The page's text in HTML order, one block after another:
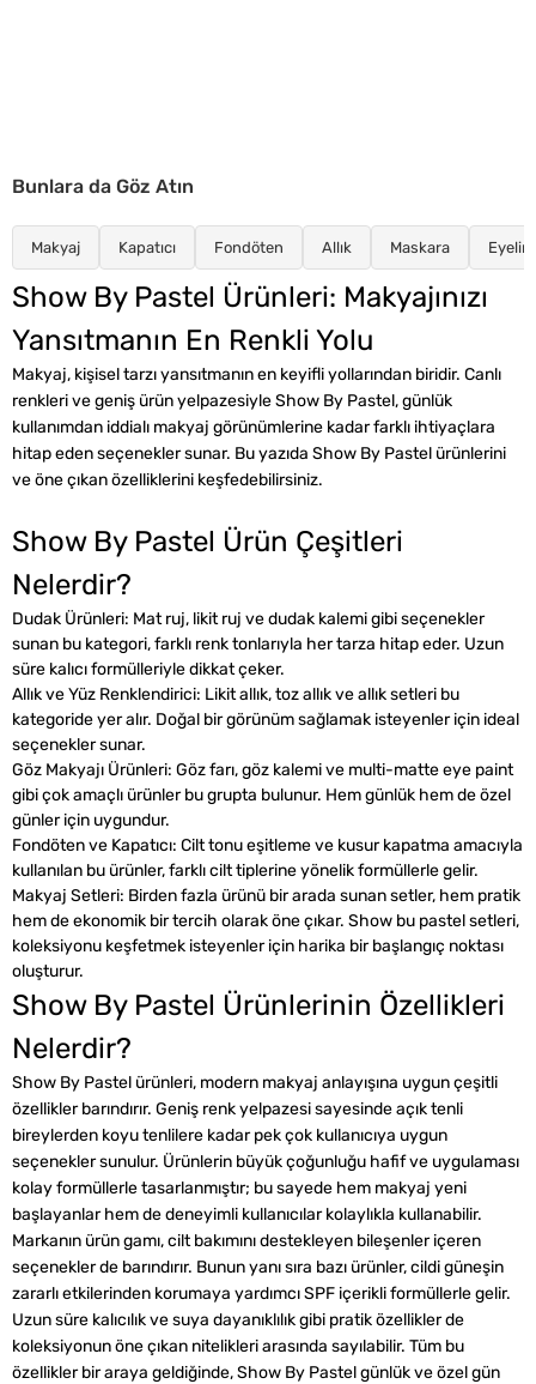
Bunlara da Göz Atın
Makyaj Kapatıcı Fondöten Allık Maskara
Show By Pastel Ürünleri: Makyajınızı
Yansıtmanın En Renkli Yolu
Makyaj, kişisel tarzı yansıtmanın en keyifli yollarından biridir. Canlı
renkleri ve geniş ürün yelpazesiyle Show By Pastel, günlük
kullanımdan iddialı makyaj görünümlerine kadar farklı ihtiyaçlara
hitap eden seçenekler sunar. Bu yazıda Show By Pastel ürünlerini
ve öne çıkan özelliklerini keşfedebilirsiniz.
Show By Pastel Ürün Çeşitleri
Nelerdir?
Dudak Ürünleri: Mat ruj, likit ruj ve dudak kalemi gibi seçenekler
sunan bu kategori, farklı renk tonlarıyla her tarza hitap eder. Uzun
süre kalıcı formülleriyle dikkat çeker.
Allık ve Yüz Renklendirici: Likit allık, toz allık ve allık setleri bu
kategoride yer alır. Doğal bir görünüm sağlamak isteyenler için ideal
seçenekler sunar.
Göz Makyajı Ürünleri: Göz farı, göz kalemi ve multi-matte eye paint
gibi çok amaçlı ürünler bu grupta bulunur. Hem günlük hem de özel
günler için uygundur.
Fondöten ve Kapatıcı: Cilt tonu eşitleme ve kusur kapatma amacıyla
kullanılan bu ürünler, farklı cilt tiplerine yönelik formüllerle gelir.
Makyaj Setleri: Birden fazla ürünü bir arada sunan setler, hem pratik
hem de ekonomik bir tercih olarak öne çıkar. Show bu pastel setleri,
koleksiyonu keşfetmek isteyenler için harika bir başlangıç noktası
oluşturur.
Show By Pastel Ürünlerinin Özellikleri
Nelerdir?
Show By Pastel ürünleri, modern makyaj anlayışına uygun çeşitli
özellikler barındırır. Geniş renk yelpazesi sayesinde açık tenli
bireylerden koyu tenlilere kadar pek çok kullanıcıya uygun
seçenekler sunulur. Ürünlerin büyük çoğunluğu hafif ve uygulaması
kolay formüllerle tasarlanmıştır; bu sayede hem makyaj yeni
başlayanlar hem de deneyimli kullanıcılar kolaylıkla kullanabilir.
Markanın ürün gamı, cilt bakımını destekleyen bileşenler içeren
seçenekler de barındırır. Bunun yanı sıra bazı ürünler, cildi güneşin
zararlı etkilerinden korumaya yardımcı SPF içerikli formüllerle gelir.
Uzun süre kalıcılık ve suya dayanıklılık gibi pratik özellikler de
koleksiyonun öne çıkan nitelikleri arasında sayılabilir. Tüm bu
özellikler bir araya geldiğinde, Show By Pastel günlük ve özel gün